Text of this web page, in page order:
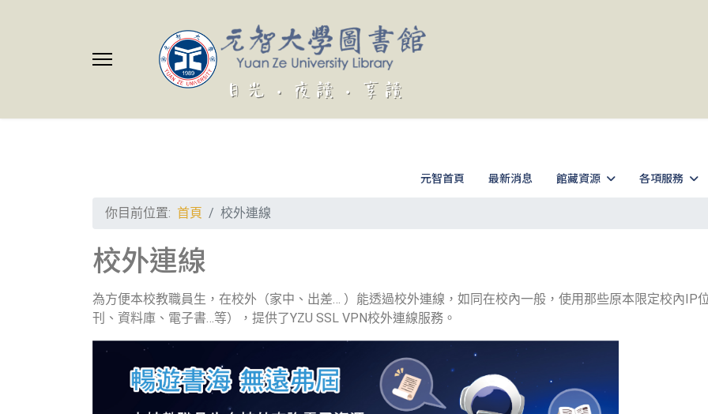
元智首頁 最新消息 館藏資源 各項服務
你目前位置: 首頁 校外連線
校外連線
為方便本校教職員生，在校外（家中、出差… ）能透過校外連線，如同在校內一般，使用那些原本限定校內IP
刊、資料庫、電子書…等），提供了YZU SSL VPN校外連線服務。